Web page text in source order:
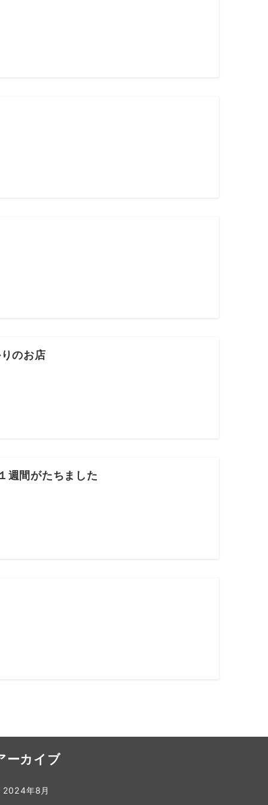
のお店
週間がたちました
ーカイブ
2024年8月